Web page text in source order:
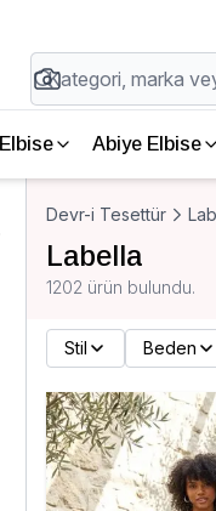
Elbise Abiye Elbise
Devr-i Tesettür
Labella
1202 ürün bulundu.
Stil Beden